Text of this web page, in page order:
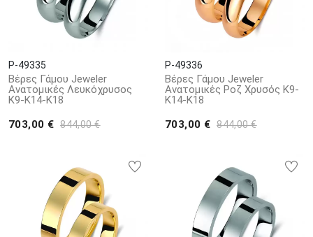
P-49335
Βέρες Γάμου Jeweler
Ανατομικές Λευκόχρυσος
Κ9-Κ14-Κ18
703,00 € 844,00 €
P-49336
Βέρες Γάμου Jeweler
Ανατομικές Ροζ Χρυσός Κ9-
Κ14-Κ18
703,00 € 844,00 €